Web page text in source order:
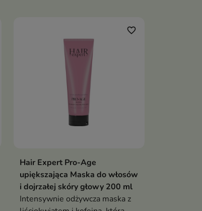
strukturę włosów, wzmacnia je i
przywraca zdrowy wygląd.
Zapewnia optymalne nawilżenie,
wygładzenie i naturalny blask
 Dodaj do koszyka
favorite_border
Hair Expert Pro-Age
upiększająca Maska do włosów
i dojrzałej skóry głowy 200 ml
Intensywnie odżywcza maska z